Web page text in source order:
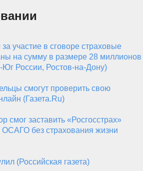
участие в сговоре страховые
на сумму в размере 28 миллионов
России, Ростов-на-Дону)
смогут проверить свою
(Газета.Ru)
смог заставить «Росгосстрах»
ОСАГО без страхования жизни
(Российская газета)